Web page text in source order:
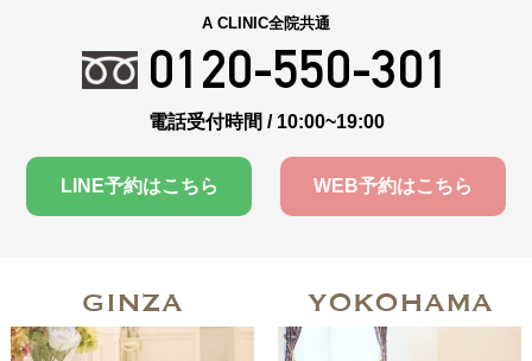
A CLINIC全院共通
0120-550-301
電話受付時間 / 10:00~19:00
LINE予約はこちら WEB予約はこちら
GINZA YOKOHAMA